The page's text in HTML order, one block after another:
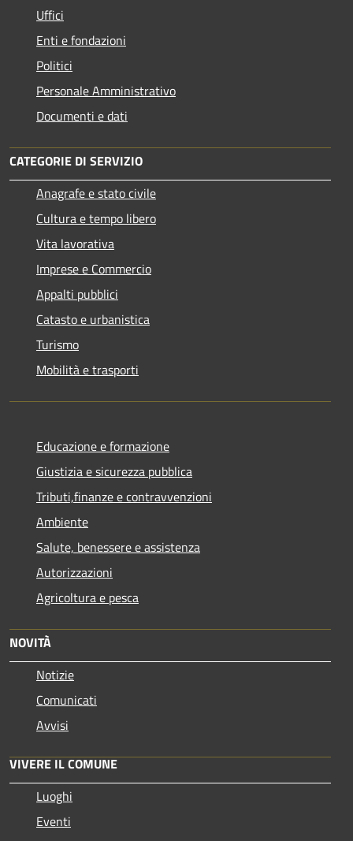
Uffici
Enti e fondazioni
Politici
Personale Amministrativo
Documenti e dati
CATEGORIE DI SERVIZIO
Anagrafe e stato civile
Cultura e tempo libero
Vita lavorativa
Imprese e Commercio
Appalti pubblici
Catasto e urbanistica
Turismo
Mobilità e trasporti
Educazione e formazione
Giustizia e sicurezza pubblica
Tributi,finanze e contravvenzioni
Ambiente
Salute, benessere e assistenza
Autorizzazioni
Agricoltura e pesca
NOVITÀ
Notizie
Comunicati
Avvisi
VIVERE IL COMUNE
Luoghi
Eventi